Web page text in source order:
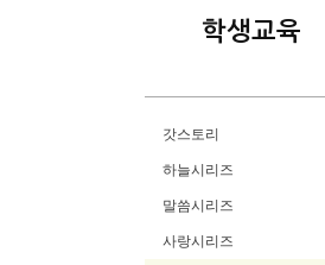
학생교육
갓스토리
하늘시리즈
말씀시리즈
사랑시리즈